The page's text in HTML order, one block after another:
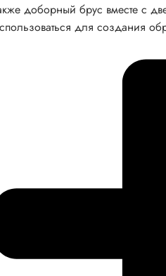
доборный брус вместе с
для создания